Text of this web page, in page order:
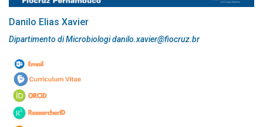
Danilo Elias Xavier
Dipartimento di Microbiologi danilo.xavier@fiocruz.br